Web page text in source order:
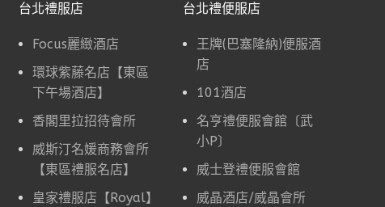
台北禮服店
Focus麗緻酒店
環球紫藤名店【東區
下午場酒店】
香閣里拉招待會所
威斯汀名媛商務會所
【東區禮服名店】
皇家禮服店【Royal】
台北禮便服店
王牌(巴塞隆納)便服酒
店
101酒店
名亨禮便服會館〔武
小P〕
威士登禮便服會館
威晶酒店/威晶會所